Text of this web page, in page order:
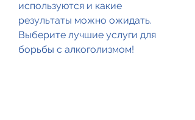
используются и какие
результаты можно ожидать.
Выберите лучшие услуги для
борьбы с алкоголизмом!